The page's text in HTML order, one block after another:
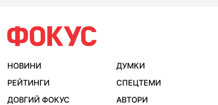
НОВИНИ
ДУМКИ
РЕЙТИНГИ
СПЕЦТЕМИ
ДОВГИЙ ФОКУС
АВТОРИ